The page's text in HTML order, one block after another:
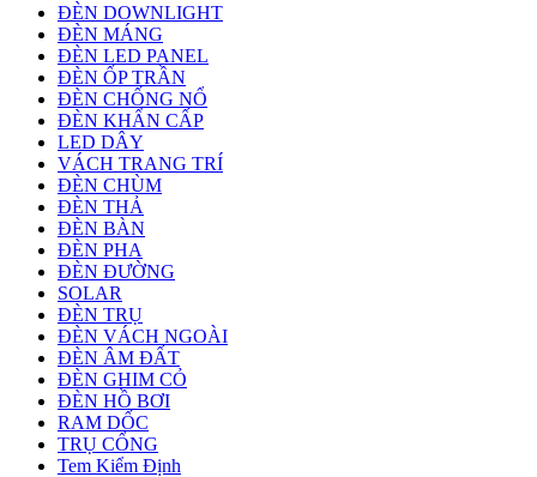
ĐÈN DOWNLIGHT
ĐÈN MÁNG
ĐÈN LED PANEL
ĐÈN ỐP TRẦN
ĐÈN CHỐNG NỔ
ĐÈN KHẨN CẤP
LED DÂY
VÁCH TRANG TRÍ
ĐÈN CHÙM
ĐÈN THẢ
ĐÈN BÀN
ĐÈN PHA
ĐÈN ĐƯỜNG
SOLAR
ĐÈN TRỤ
ĐÈN VÁCH NGOÀI
ĐÈN ÂM ĐẤT
ĐÈN GHIM CỎ
ĐÈN HỒ BƠI
RAM DỐC
TRỤ CỔNG
Tem Kiểm Định